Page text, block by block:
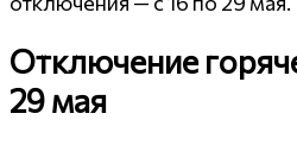
Отключение
29 мая